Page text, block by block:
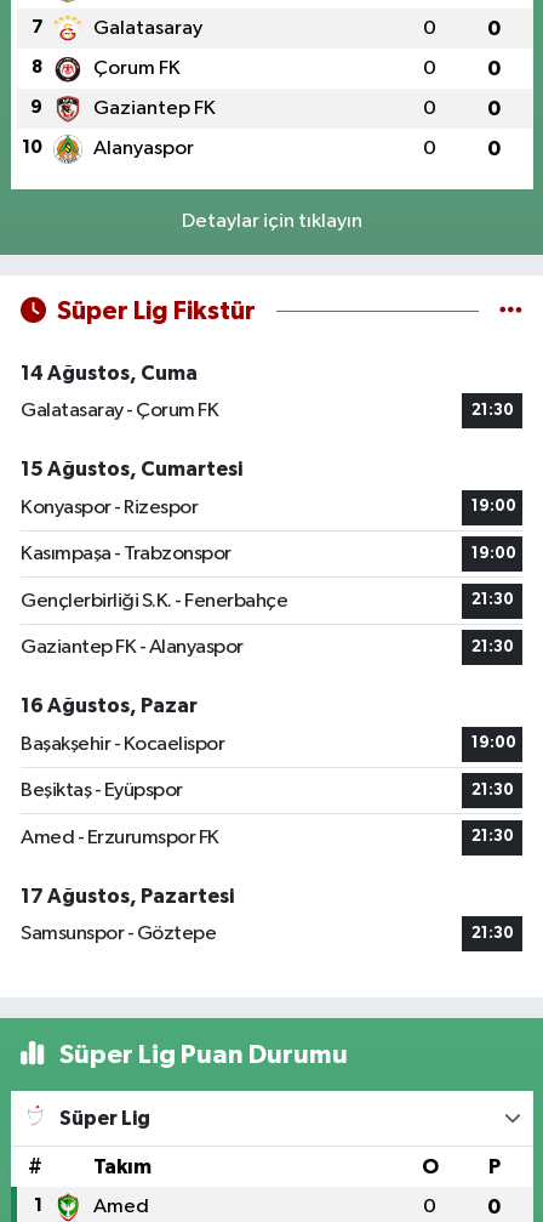
7 Galatasaray 0 0
8 Çorum FK 0 0
9 Gaziantep FK 0 0
10 Alanyaspor 0 0
Detaylar için tıklayın
Süper Lig Fikstür
14 Ağustos, Cuma
Galatasaray - Çorum FK
21:30
15 Ağustos, Cumartesi
Konyaspor - Rizespor
19:00
Kasımpaşa - Trabzonspor 19:00
Gençlerbirliği S.K. - Fenerbahçe 21:30
Gaziantep FK - Alanyaspor 21:30
16 Ağustos, Pazar
Başakşehir - Kocaelispor
19:00
Beşiktaş - Eyüpspor 21:30
Amed - Erzurumspor FK 21:30
17 Ağustos, Pazartesi
Samsunspor - Göztepe
21:30
Süper Lig Puan Durumu
Süper Lig
# Takım O P
1 Amed 0 0